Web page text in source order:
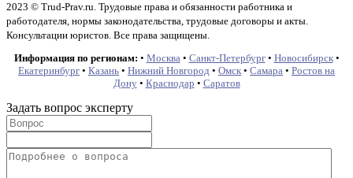
2023 © Trud-Prav.ru. Трудовые права и обязанности работника и
работодателя, нормы законодательства, трудовые договоры и акты.
Консультации юристов. Все права защищены.
Информация по регионам: • Москва• Санкт-Петербург• Новосибирск•
Екатеринбург • Казань • Нижний Новгород • Омск • Самара • Ростов на
Дону• Краснодар • Саратов
Задать вопрос эксперту